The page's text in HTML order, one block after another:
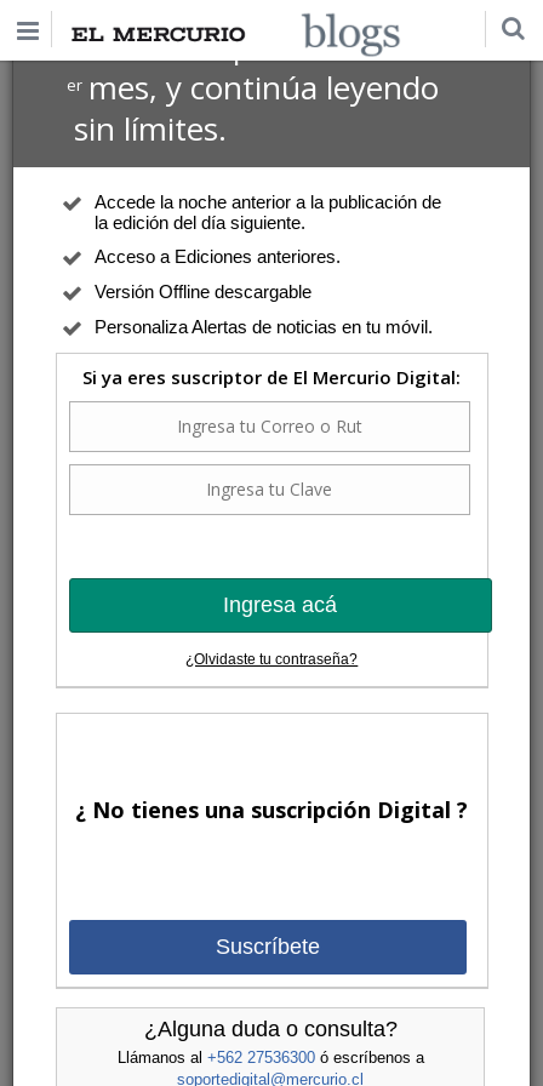
Suscríbete por $1 USD
ermes, y continúa leyendo
sin límites.
Accede la noche anterior a la publicación de
la edición del día siguiente.
Acceso a Ediciones anteriores.
Versión Offline descargable
Personaliza Alertas de noticias en tu móvil.
Si ya eres suscriptor de El Mercurio Digital:
Ingresa acá
¿Olvidaste tu contraseña?
¿ No tienes una suscripción Digital ?
Suscríbete
¿Alguna duda o consulta?
Llámanos al +562 27536300ó escríbenos a
soportedigital@mercurio.cl